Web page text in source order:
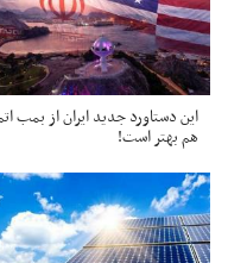
این دستاورد جدید ایران از بمب
هم بهتر است!